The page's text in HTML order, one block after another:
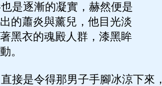
是逐漸的凝實，赫然便是
的蕭炎與薰兒，他目光淡
黑衣的魂殿人群，漆黑眸
。
接是令得那男子手腳冰涼下來